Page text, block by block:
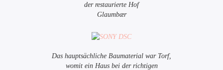
der restaurierte Hof
Glaumbær
Das hauptsächliche Baumaterial war Torf,
womit ein Haus bei der richtigen